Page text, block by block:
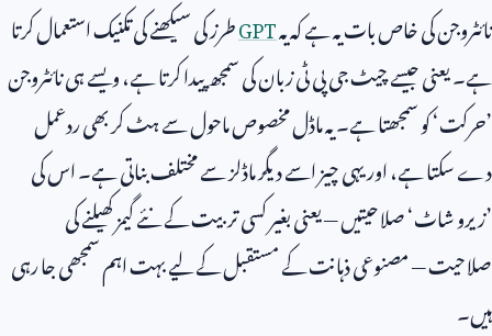
نائٹروجن کی خاص بات یہ ہے کہ یہGPTطرز کی سیکھنے کی تکنیک استعمال کرتا
ہے۔ یعنی جیسے چیٹ جی پی ٹی زبان کی سمجھ پیدا کرتا ہے، ویسے ہی نائٹروجن
’حرکت‘ کو سمجھتا ہے۔ یہ ماڈل مخصوص ماحول سے ہٹ کر بھی ردعمل
دے سکتا ہے، اور یہی چیز اسے دیگر ماڈلز سے مختلف بناتی ہے۔ اس کی
’زیرو شاٹ‘ صلاحیتیں — یعنی بغیر کسی تربیت کے نئے گیمز کھیلنے کی
صلاحیت — مصنوعی ذہانت کے مستقبل کے لیے بہت اہم سمجھی جا رہی
ہیں۔